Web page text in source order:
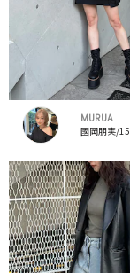
MURUA
國岡朋実/